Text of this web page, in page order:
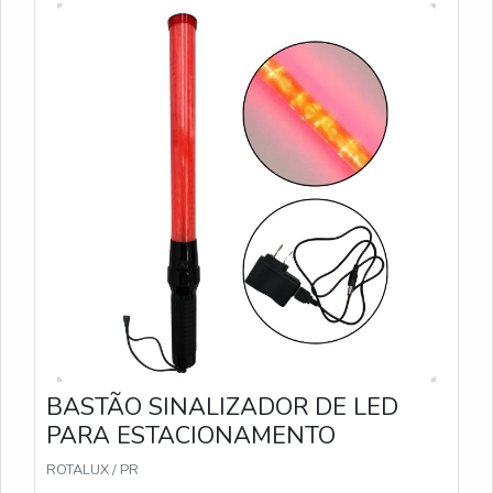
BASTÃO SINALIZADOR DE LED
PARA ESTACIONAMENTO
ROTALUX / PR